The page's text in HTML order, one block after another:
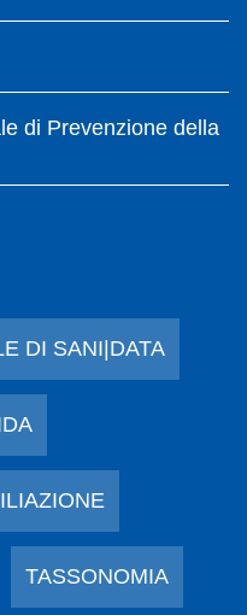
di Prevenzione della
DI SANI|DATA
TASSONOMIA